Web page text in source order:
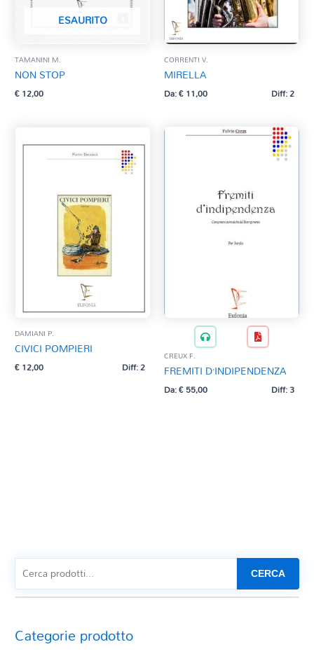
ESAURITO
TAMANINI M.
NON STOP
€12,00
CORRENTI V.
MIRELLA
Da:€11,00 Diff: 2
DAMIANI P.
CIVICI POMPIERI
€12,00 Diff: 2
CREUX F.
FREMITI D’INDIPENDENZA
Da:€55,00 Diff: 3
CERCA
Categorie prodotto